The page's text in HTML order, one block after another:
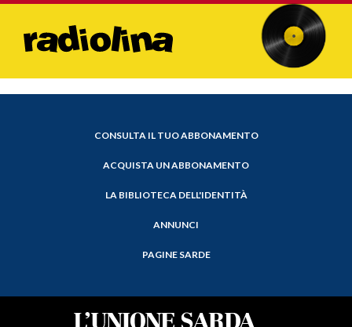
CONSULTA IL TUO ABBONAMENTO
ACQUISTA UN ABBONAMENTO
LA BIBLIOTECA DELL'IDENTITÀ
ANNUNCI
PAGINE SARDE